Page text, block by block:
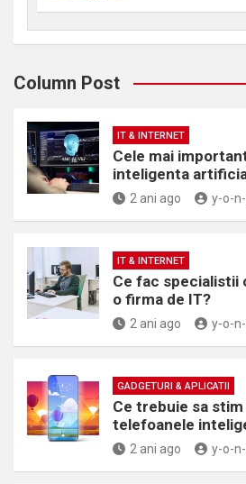
Column Post
IT & INTERNET
Cele mai
inteligenta
2 ani ago y-o-
IT & INTERNET
Ce fac specialistii
o firma de IT?
2 ani ago y-o-
GADGETURI & APLICATII
Ce trebuie sa
telefoanele
2 ani ago y-o-